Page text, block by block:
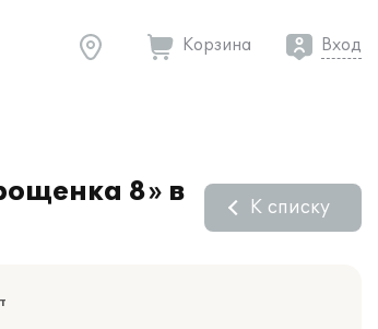
Корзина Вход
8» в
К списку